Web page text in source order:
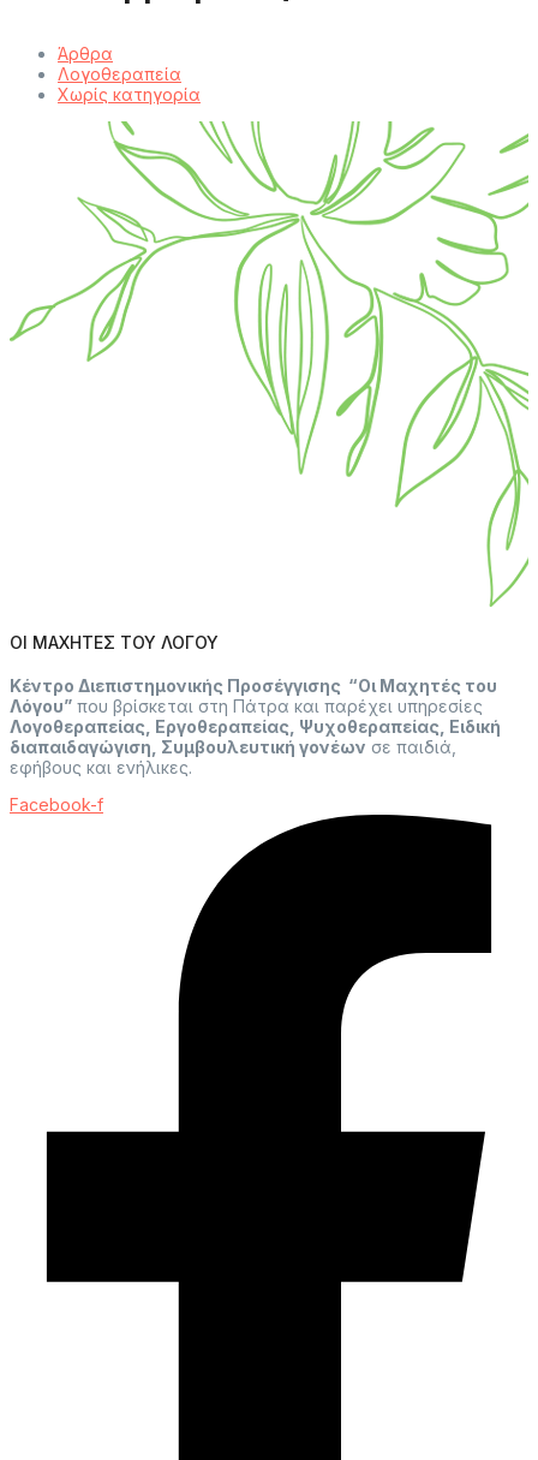
Άρθρα
Λογοθεραπεία
Χωρίς κατηγορία
ΟΙ ΜΑΧΗΤΕΣ ΤΟΥ ΛΟΓΟΥ
Κέντρο Διεπιστημονικής Προσέγγισης “Οι Μαχητές του
Λόγου” που βρίσκεται στη Πάτρα και παρέχει υπηρεσίες
Λογοθεραπείας, Εργοθεραπείας, Ψυχοθεραπείας, Ειδική
διαπαιδαγώγιση, Συμβουλευτική γονέων σε παιδιά,
εφήβους και ενήλικες.
Facebook-f